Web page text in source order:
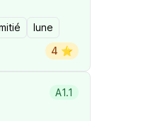
lune
4 ⭐️
A1.1